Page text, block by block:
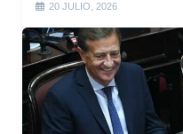
20 JULIO, 2026